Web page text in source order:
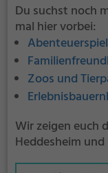
Du suchst noch
mal hier vorbei:
Zoos und
Wir zeigen euch
Heddesheim